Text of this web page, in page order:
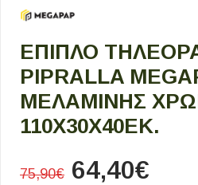
ΈΠΙΠΛΟ
PIPRALLA
ΜΕΛΑΜΊΝΗΣ
110X30X40ΕΚ.
75,90€ 64,40€